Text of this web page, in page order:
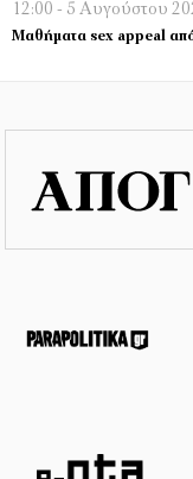
12:00 - 5 Αυγούστου
Μαθήματα sex appeal